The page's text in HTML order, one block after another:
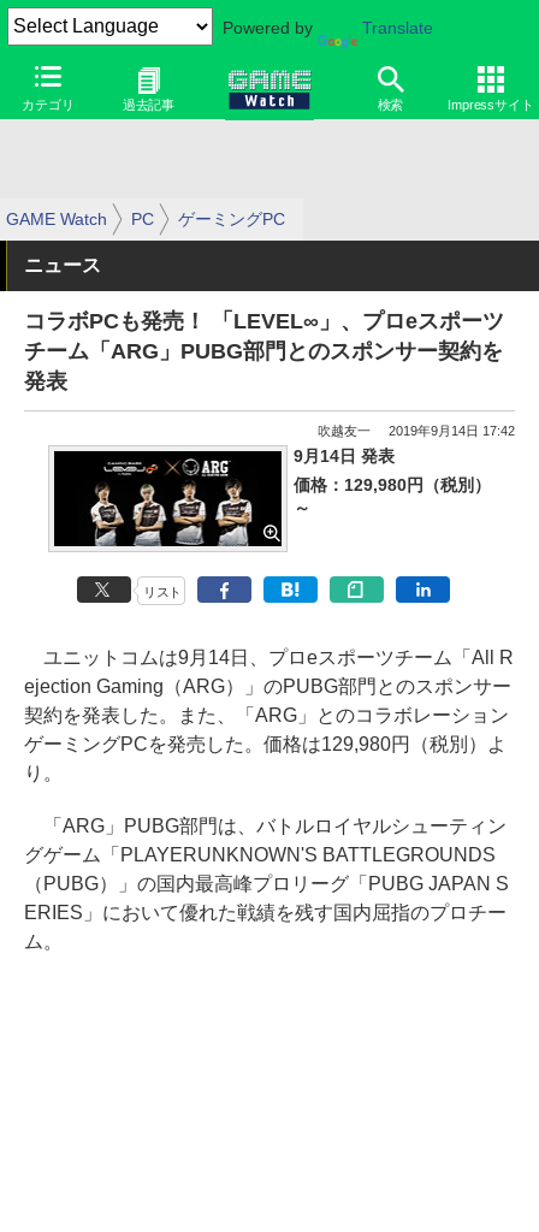
Powered by Translate
カテゴリ 過去記事 検索 Impressサイト
GAME Watch PC ゲーミングPC
ニュース
コラボPCも発売！ 「LEVEL∞」、プロeスポーツ
チーム「ARG」PUBG部門とのスポンサー契約を
発表
吹越友一 2019年9月14日 17:42
9月14日 発表
価格：129,980円（税別）
～
リスト
ユニットコムは9月14日、プロeスポーツチーム「All R
ejection Gaming（ARG）」のPUBG部門とのスポンサー
契約を発表した。また、「ARG」とのコラボレーション
ゲーミングPCを発売した。価格は129,980円（税別）よ
り。
「ARG」PUBG部門は、バトルロイヤルシューティン
グゲーム「PLAYERUNKNOWN'S BATTLEGROUNDS
（PUBG）」の国内最高峰プロリーグ「PUBG JAPAN S
ERIES」において優れた戦績を残す国内屈指のプロチー
ム。